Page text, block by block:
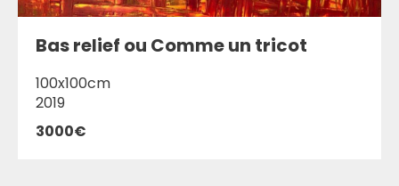
Bas relief ou Comme un tricot
100x100cm
2019
3000€